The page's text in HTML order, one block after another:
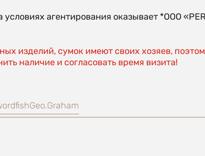
агентирования оказывает *OOO
изделий, сумок имеют своих хозяев,
наличие и согласовать время визита!
Geo.Graham